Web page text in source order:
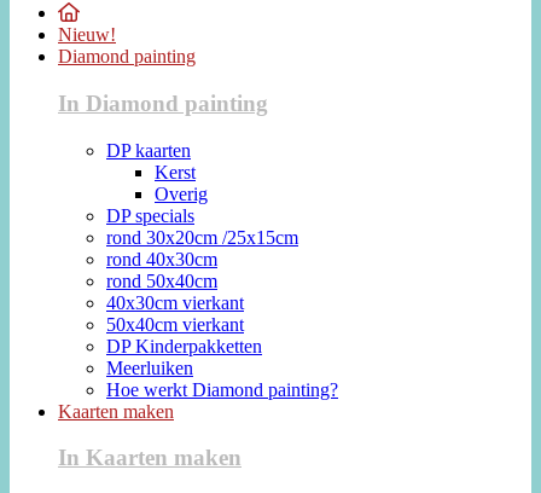
Nieuw!
Diamond painting
In Diamond painting
DP kaarten
Kerst
Overig
DP specials
rond 30x20cm /25x15cm
rond 40x30cm
rond 50x40cm
40x30cm vierkant
50x40cm vierkant
DP Kinderpakketten
Meerluiken
Hoe werkt Diamond painting?
Kaarten maken
In Kaarten maken